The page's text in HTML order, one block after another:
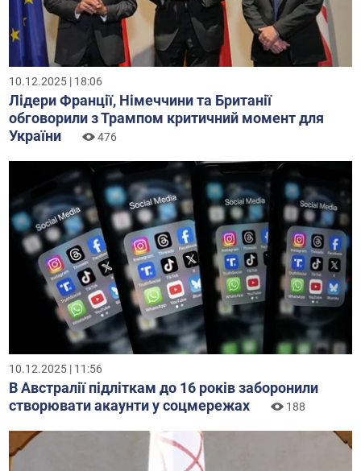
10.12.2025 | 18:06
Лідери Франції, Німеччини та Британії
обговорили з Трампом критичний момент для
України
476
10.12.2025 | 11:56
В Австралії підліткам до 16 років заборонили
створювати акаунти у соцмережах
188